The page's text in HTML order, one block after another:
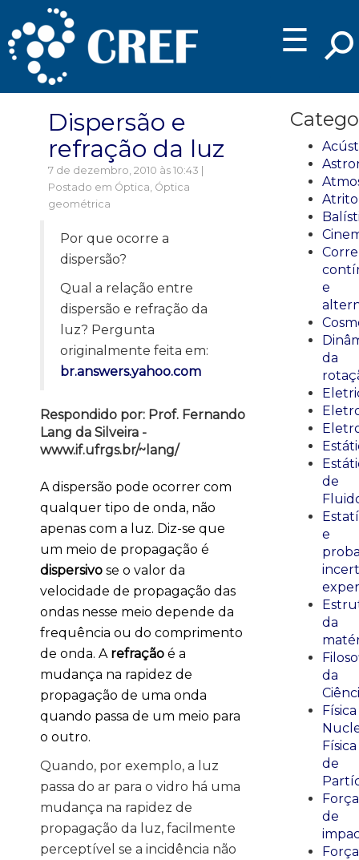
☰
Dispersão e
refração da luz
7 de dezembro, 2010 às 10:43 |
Postado em Óptica, Óptica
geométrica
Por que ocorre a
dispersão?
Qual a relação entre
dispersão e refração da
luz? Pergunta
originalmente feita em:
br.answers.yahoo.com
Respondido por: Prof. Fernando
Lang da Silveira -
www.if.ufrgs.br/~lang/
A dispersão pode ocorrer com
qualquer tipo de onda, não
apenas com a luz. Diz-se que
um meio de propagação é
dispersivo se o valor da
velocidade de propagação das
ondas nesse meio depende da
frequência ou do comprimento
de onda. A refração é a
mudança na rapidez de
propagação de uma onda
quando passa de um meio para
o outro.
Quando, por exemplo, a luz
passa do ar para o vidro há uma
mudança na rapidez de
propagação da luz, facilmente
perceptível se a incidência não
Atrito
e
da
de
e
da
da
Física
Física
de
Força
de